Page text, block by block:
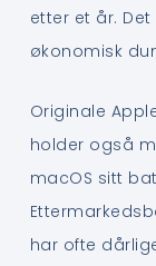
etter et år.
økonomisk
Originale
holder også
macOS sitt
har ofte